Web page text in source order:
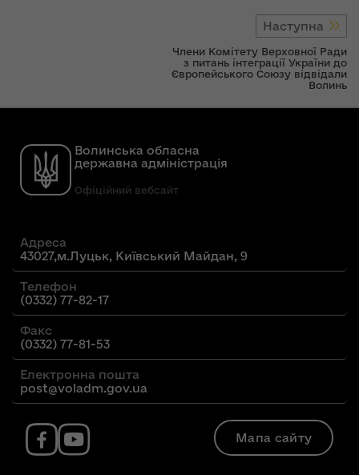
Наступна
Члени Комітету Верховної Ради
з питань інтеграції України до
Європейського Союзу відвідали
Волинь
Волинська обласна
державна адміністрація
Офіційний вебсайт
Адреса
43027,м.Луцьк, Київський Майдан, 9
Телефон
(0332) 77-82-17
Факс
(0332) 77-81-53
Електронна пошта
post@voladm.gov.ua
Мапа сайту